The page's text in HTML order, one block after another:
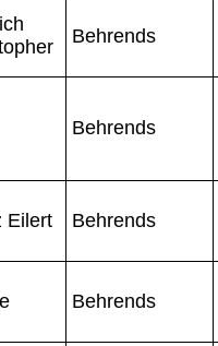
Behrends
Behrends
Eilert Behrends
Behrends